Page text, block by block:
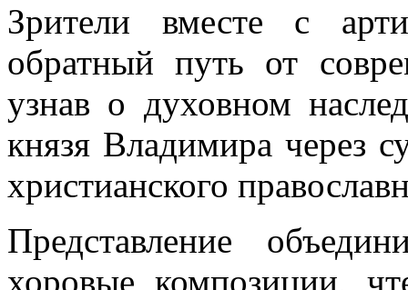
Зрители вместе с
обратный путь от
узнав о духовном
князя Владимира через
христианского
Представление
хоровые композиции,